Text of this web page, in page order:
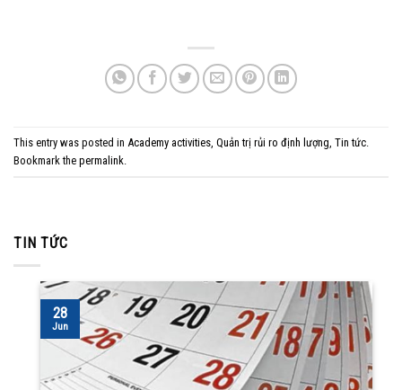
This entry was posted in Academy activities Quản trị rủi ro định lượng Tin tức
Bookmark the permalink
TIN TỨC
28
Jun